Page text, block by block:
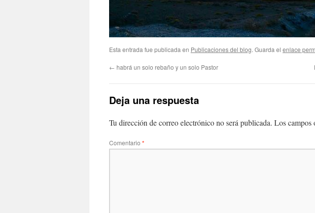
Esta entrada fue publicada en Publicaciones del blog. Guarda el enlace
← habrá un solo rebaño y un solo Pastor
Deja una respuesta
Tu dirección de correo electrónico no será publicada. Los campos
Comentario *